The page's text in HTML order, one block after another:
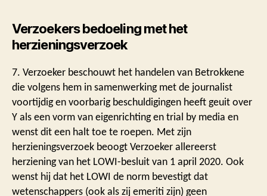
Verzoekers bedoeling met het
herzieningsverzoek
7. Verzoeker beschouwt het handelen van Betrokkene
die volgens hem in samenwerking met de journalist
voortijdig en voorbarig beschuldigingen heeft geuit over
Y als een vorm van eigenrichting en trial by media en
wenst dit een halt toe te roepen. Met zijn
herzieningsverzoek beoogt Verzoeker allereerst
herziening van het LOWI-besluit van 1 april 2020. Ook
wenst hij dat het LOWI de norm bevestigt dat
wetenschappers (ook als zij emeriti zijn) geen